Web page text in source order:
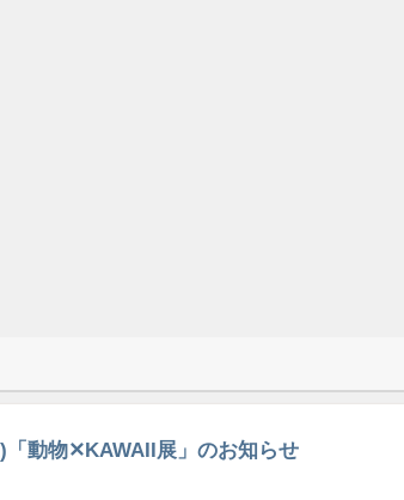
「動物✕KAWAII展」のお知らせ